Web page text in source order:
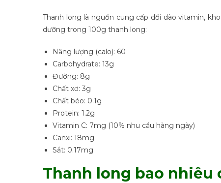
Thanh long là nguồn cung cấp dồi dào vitamin,
dưỡng trong 100g thanh long:
Năng lượng (calo): 60
Carbohydrate: 13g
Đường: 8g
Chất xơ: 3g
Chất béo: 0.1g
Protein: 1.2g
Vitamin C: 7mg (10% nhu cầu hàng ngày)
Canxi: 18mg
Sắt: 0.17mg
Thanh long bao nhiêu